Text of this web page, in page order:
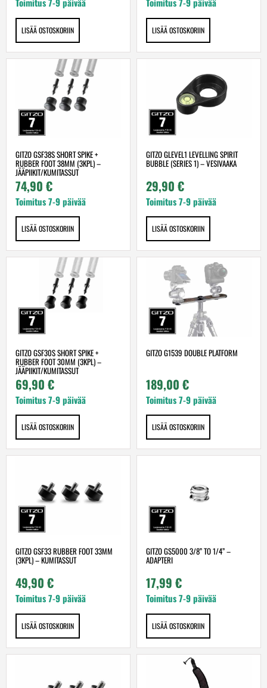
LISÄÄ OSTOSKORIIN LISÄÄ OSTOSKORIIN
GITZO GSF38S SHORT SPIKE +
RUBBER FOOT 38MM (3KPL) –
JÄÄPIIKIT/KUMITASSUT
74,90 €
Toimitus 7-9 päivää
LISÄÄ OSTOSKORIIN
GITZO GLEVEL1 LEVELLING SPIRIT
BUBBLE (SERIES 1) – VESIVAAKA
29,90 €
Toimitus 7-9 päivää
LISÄÄ OSTOSKORIIN
GITZO GSF30S SHORT SPIKE +
RUBBER FOOT 30MM (3KPL) –
JÄÄPIIKIT/KUMITASSUT
69,90 €
Toimitus 7-9 päivää
LISÄÄ OSTOSKORIIN
GITZO G1539 DOUBLE PLATFORM
189,00 €
Toimitus 7-9 päivää
LISÄÄ OSTOSKORIIN
GITZO GSF33 RUBBER FOOT 33MM
(3KPL) – KUMITASSUT
49,90 €
Toimitus 7-9 päivää
LISÄÄ OSTOSKORIIN
GITZO GS5000 3/8” TO 1/4” –
ADAPTERI
17,99 €
Toimitus 7-9 päivää
LISÄÄ OSTOSKORIIN